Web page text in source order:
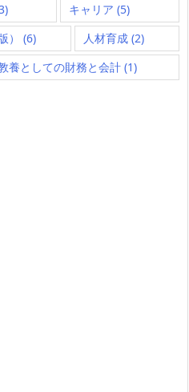
キャリア (5)
(6) 人材育成 (2)
養としての財務と会計 (1)